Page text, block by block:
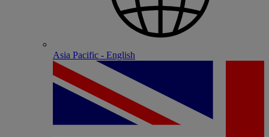
Asia Pacific - English